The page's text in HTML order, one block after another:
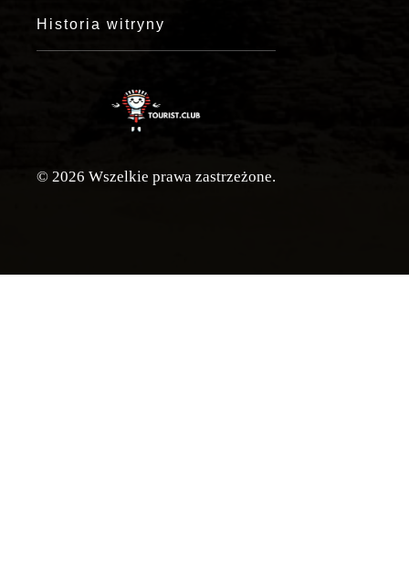
Historia witryny
© 2026 Wszelkie prawa zastrzeżone.